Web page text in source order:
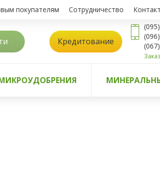
покупателям Сотрудничество
Кредитование